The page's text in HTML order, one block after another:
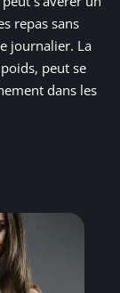
repas sans
journalier. La
peut se
dans les